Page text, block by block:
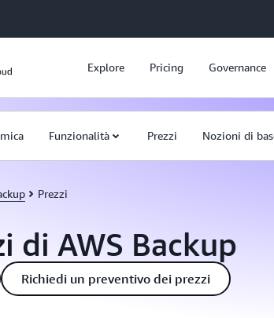
Explore Pricing Governance
Funzionalità Prezzi Nozioni di
Prezzi
di AWS Backup
Richiedi un preventivo dei prezzi